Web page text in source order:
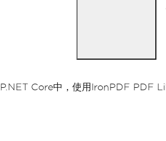
Core中，使用IronPDF PDF